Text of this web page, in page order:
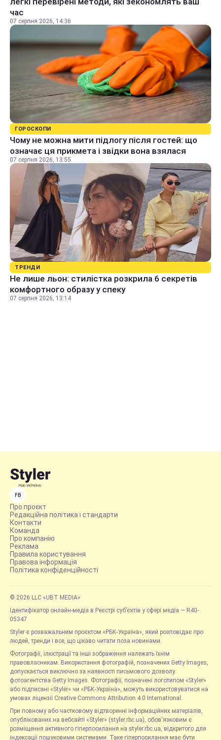
час
07 серпня 2026, 14:36
ГОРОСКОПИ
Чому не можна мити підлогу після гостей: що
означає ця прикмета і звідки вона взялася
07 серпня 2026, 13:55
ТРЕНДИ
Не лише льон: стилістка розкрила 6 секретів
комфортного образу у спеку
07 серпня 2026, 13:14
FB
Про проєкт
Редакційна політика і стандарти
Контакти
Команда
Про компанію
Реклама
Правила користування
Правова інформація
Політика конфіденційності
© 2026 LLC «UBT MEDIA»
Ідентифікатор онлайн-медіа в Реєстрі суб’єктів у сфері медіа — R40-
05347
Styler є розважальним проєктом «РБК-Україна», який розповідає про
людей, тренди і все, що цікаво читати поза новинами.
Фотографії, ілюстрації та інші зображення належать їхнім
правовласникам. Використання фотографій, позначених Getty Images,
допускається виключно за наявності письмового дозволу
фотоагентства Getty Images. Фотографії, позначені логотипом «Styler»
або підписані «Styler» чи «РБК-Україна», можуть використовуватися на
умовах ліцензії Creative Commons Attribution 4.0 International.
При повному або частковому відтворенні інформаційних матеріалів,
опублікованих на вебсайті «Styler» (styler.rbc.ua), обов'язковим є
розміщення активного гіперпосилання на styler.rbc.ua, відкритого для
індексації пошуковими системами. Таке гіперпосилання має бути